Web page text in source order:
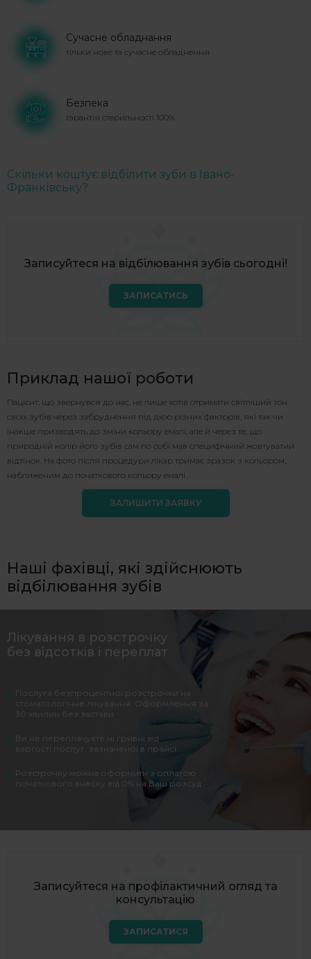
Сучасне обладнання
тільки нове та сучасне обладнення
Безпека
гарантія стерильності 100%
Скільки коштує відбілити зуби в Івано-
Франківську?
Записуйтеся на відбілювання зубів сьогодні!
ЗАПИСАТИСЬ
Приклад нашої роботи
Пацієнт, що звернувся до нас, не лише хотів отримати світліший тон
своїх зубів через забруднення під дією різних факторів, які так чи
інакше призводять до зміни кольору емалі, але й через те, що
природній колір його зубів сам по собі мав специфічний жовтуватий
відтінок. На фото після процедури лікар тримає зразок з кольором,
наближеним до початкового кольору емалі.
ЗАЛИШИТИ ЗАЯВКУ
Наші фахівці, які здійснюють
відбілювання зубів
Лікування в розстрочку
без відсотків і переплат
Послуга безпроцентної розстрочки на
стоматологічне лікування. Оформлення за
30 хвилин без застави
Ви не переплачуєте ні гривні від
вартості послуг, зазначеної в прайсі
Розстрочку можна оформити з оплатою
початкового внеску від 0% на Ваш розсуд
Записуйтеся на профілактичний огляд та
консультацію
ЗАПИСАТИСЯ